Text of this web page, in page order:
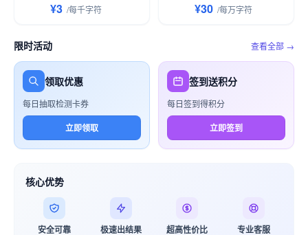
¥3 /每千字符 ¥30 /每万字符
限时活动 查看全部 →
领取优惠
每日抽取检测卡券
立即领取
签到送积分
每日签到得积分
立即签到
核心优势
安全可靠 极速出结果 超高性价比 专业客服